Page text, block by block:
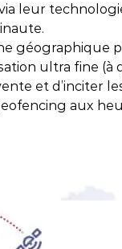
comment
Menuires dans
pour
leur
géographique
ultra fine (à
et d’inciter
aux